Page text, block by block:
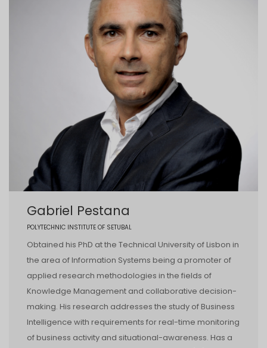
Gabriel Pestana
POLYTECHNIC INSTITUTE OF SETUBAL
Obtained his PhD at the Technical University of Lisbon in
the area of Information Systems being a promoter of
applied research methodologies in the fields of
Knowledge Management and collaborative decision-
making. His research addresses the study of Business
Intelligence with requirements for real-time monitoring
of business activity and situational-awareness. Has a